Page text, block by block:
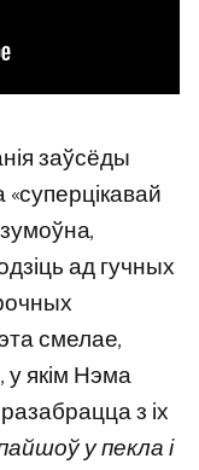
заўсёды
ад гучных
смелае,
у якім Нэма
з іх
у пекла і